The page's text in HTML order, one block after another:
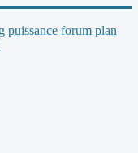
puissance forum plan